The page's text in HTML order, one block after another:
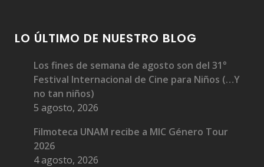
LO ÚLTIMO DE NUESTRO BLOG
Los fines de semana de agosto son del 31°
Festival Internacional de Cine para Niños (…Y
no tan niños)
5 agosto, 2026
Filmoteca UNAM recibe a MIC Género Tour
2026
4 agosto, 2026